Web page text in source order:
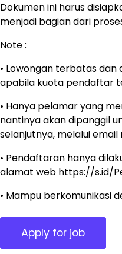
Dokumen ini harus
menjadi bagian dari
Note :
• Lowongan terbatas
apabila kuota pendaftar
• Hanya pelamar yang
nantinya akan dipanggil
selanjutnya, melalui
• Pendaftaran hanya
alamat web https://s.id/
• Mampu berkomunikasi